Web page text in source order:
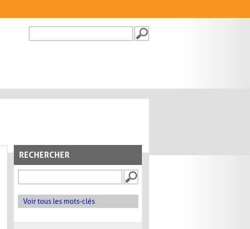
FORMULAIRE DE
RECHERCHER
Voir tous les mots-clés